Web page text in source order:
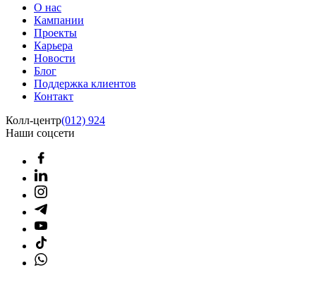
О нас
Кампании
Проекты
Карьера
Новости
Блог
Поддержка клиентов
Контакт
Колл-центр(012) 924
Наши соцсети